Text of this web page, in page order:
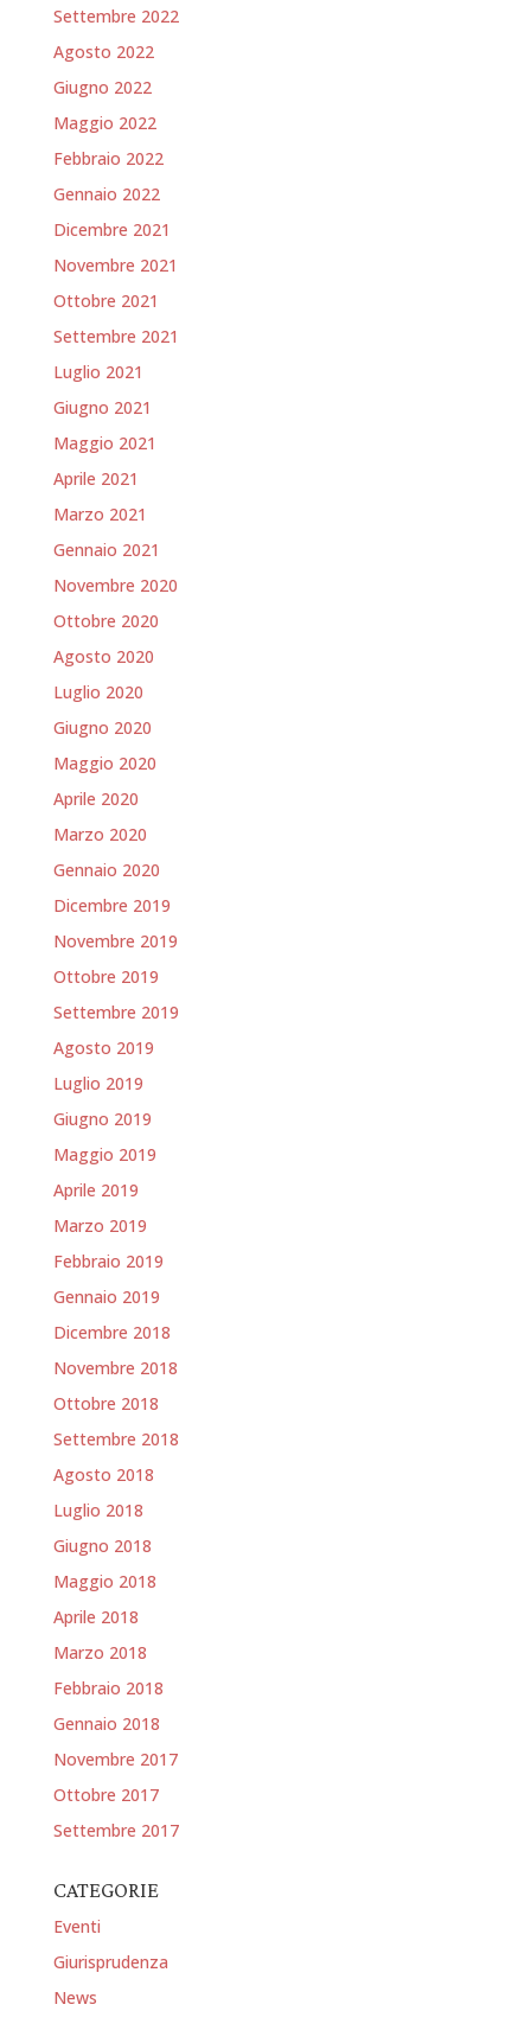
Settembre 2022
Agosto 2022
Giugno 2022
Maggio 2022
Febbraio 2022
Gennaio 2022
Dicembre 2021
Novembre 2021
Ottobre 2021
Settembre 2021
Luglio 2021
Giugno 2021
Maggio 2021
Aprile 2021
Marzo 2021
Gennaio 2021
Novembre 2020
Ottobre 2020
Agosto 2020
Luglio 2020
Giugno 2020
Maggio 2020
Aprile 2020
Marzo 2020
Gennaio 2020
Dicembre 2019
Novembre 2019
Ottobre 2019
Settembre 2019
Agosto 2019
Luglio 2019
Giugno 2019
Maggio 2019
Aprile 2019
Marzo 2019
Febbraio 2019
Gennaio 2019
Dicembre 2018
Novembre 2018
Ottobre 2018
Settembre 2018
Agosto 2018
Luglio 2018
Giugno 2018
Maggio 2018
Aprile 2018
Marzo 2018
Febbraio 2018
Gennaio 2018
Novembre 2017
Ottobre 2017
Settembre 2017
CATEGORIE
Eventi
Giurisprudenza
News